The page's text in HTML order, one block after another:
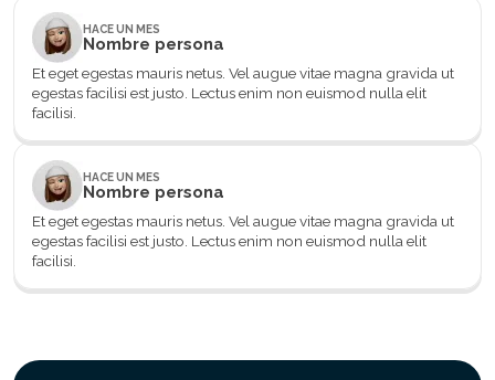
HACE UN MES
Nombre persona
Et eget egestas mauris netus. Vel augue vitae magna gravida ut
egestas facilisi est justo. Lectus enim non euismod nulla elit
facilisi.
HACE UN MES
Nombre persona
Et eget egestas mauris netus. Vel augue vitae magna gravida ut
egestas facilisi est justo. Lectus enim non euismod nulla elit
facilisi.